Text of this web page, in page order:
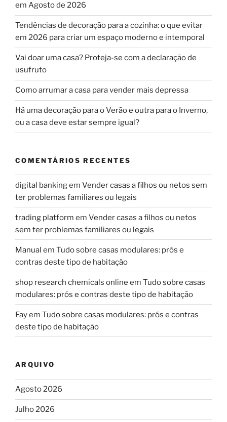
em Agosto de 2026
Tendências de decoração para a cozinha: o que evitar
em 2026 para criar um espaço moderno e intemporal
Vai doar uma casa? Proteja-se com a declaração de
usufruto
Como arrumar a casa para vender mais depressa
Há uma decoração para o Verão e outra para o Inverno,
ou a casa deve estar sempre igual?
COMENTÁRIOS RECENTES
digital bankingem Vender casas a filhos ou netos sem
ter problemas familiares ou legais
trading platform em Vender casas a filhos ou netos
sem ter problemas familiares ou legais
Manual em Tudo sobre casas modulares: prós e
contras deste tipo de habitação
shop research chemicals online em Tudo sobre casas
modulares: prós e contras deste tipo de habitação
Fayem Tudo sobre casas modulares: prós e contras
deste tipo de habitação
ARQUIVO
Agosto 2026
Julho 2026